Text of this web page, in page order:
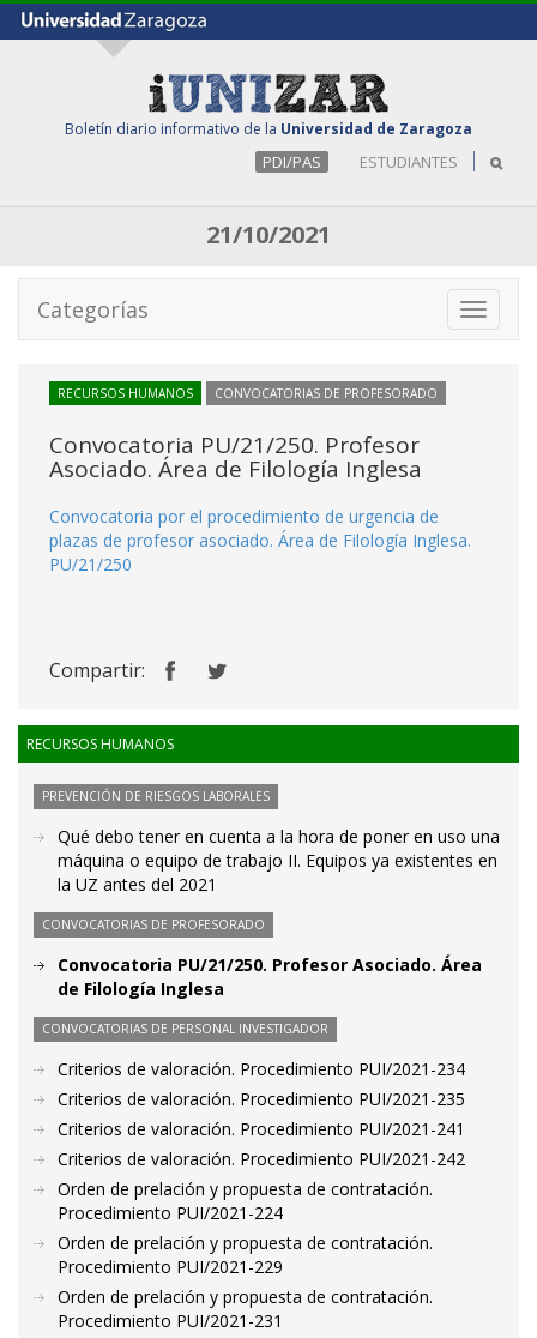
Boletín diario informativo de la Universidad de Zaragoza
PDI/PAS ESTUDIANTES
21/10/2021
Toggle
Categorías
RECURSOS HUMANOS CONVOCATORIAS DE PROFESORADO
Convocatoria PU/21/250. Profesor
Asociado. Área de Filología Inglesa
Convocatoria por el procedimiento de urgencia de
plazas de profesor asociado. Área de Filología Inglesa.
PU/21/250
Compartir:
RECURSOS HUMANOS
PREVENCIÓN DE RIESGOS LABORALES
Qué debo tener en cuenta a la hora de poner en uso una
máquina o equipo de trabajo II. Equipos ya existentes en
la UZ antes del 2021
CONVOCATORIAS DE PROFESORADO
Convocatoria PU/21/250. Profesor Asociado. Área
de Filología Inglesa
CONVOCATORIAS DE PERSONAL INVESTIGADOR
Criterios de valoración. Procedimiento PUI/2021-234
Criterios de valoración. Procedimiento PUI/2021-235
Criterios de valoración. Procedimiento PUI/2021-241
Criterios de valoración. Procedimiento PUI/2021-242
Orden de prelación y propuesta de contratación.
Procedimiento PUI/2021-224
Orden de prelación y propuesta de contratación.
Procedimiento PUI/2021-229
Orden de prelación y propuesta de contratación.
Procedimiento PUI/2021-231